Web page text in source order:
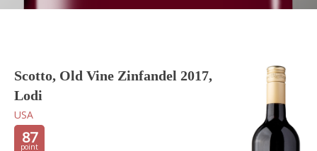
Scotto, Old Vine Zinfandel 2017,
Lodi
USA
87